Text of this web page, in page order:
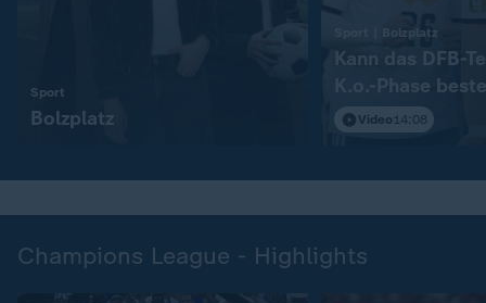
Sport
Bolzplatz
Sport | Bolzplatz
Kann das DFB-
K.o.-Phase
Video 14:08
Champions League - Highlights